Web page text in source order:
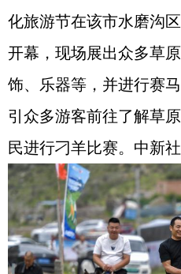
化旅游节在该市水磨沟
开幕，现场展出众多草
饰、乐器等，并进行赛
引众多游客前往了解草
民进行刁羊比赛。中新